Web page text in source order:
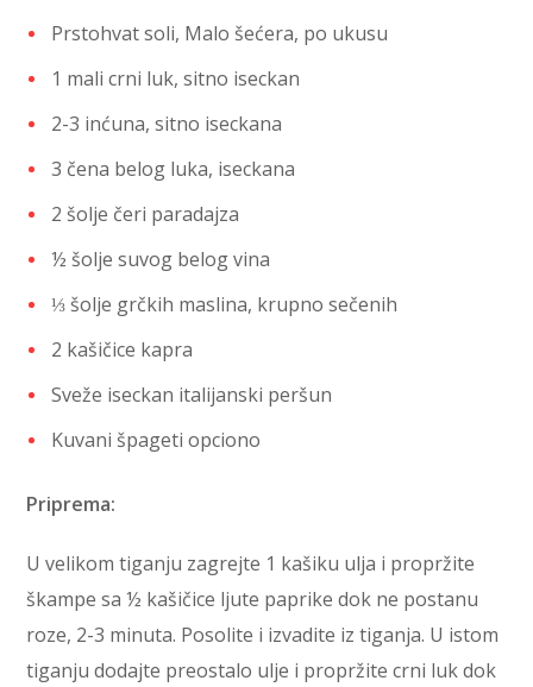
Prstohvat soli, Malo šećera, po ukusu
1 mali crni luk, sitno iseckan
2-3 inćuna, sitno iseckana
3 čena belog luka, iseckana
2 šolje čeri paradajza
½ šolje suvog belog vina
⅓ šolje grčkih maslina, krupno sečenih
2 kašičice kapra
Sveže iseckan italijanski peršun
Kuvani špageti opciono
Priprema:
U velikom tiganju zagrejte 1 kašiku ulja i propržite
škampe sa ½ kašičice ljute paprike dok ne postanu
roze, 2-3 minuta. Posolite i izvadite iz tiganja. U istom
tiganju dodajte preostalo ulje i propržite crni luk dok